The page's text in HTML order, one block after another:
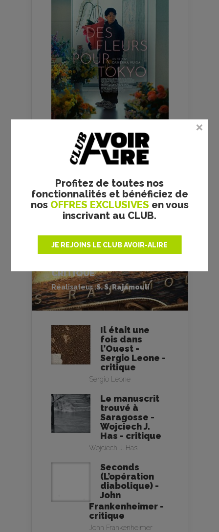
Profitez de toutes nos
fonctionnalités et bénéficiez de
nos OFFRES EXCLUSIVES en vous
inscrivant au CLUB.
JE REJOINS LE CLUB AVOIR-ALIRE
FILMSCULTES
CRITIQUE
Réalisateur :S. S. Rajamouli
Il était une
fois dans
l’Ouest -
Sergio Leone -
critique
Sergio Leone
Le manuscrit
trouvé à
Saragosse -
Wojciech J.
Has - critique
Wojciech J. Has
Seconds
(L’opération
diabolique) -
John
Frankenheimer -
critique
John Frankenheimer